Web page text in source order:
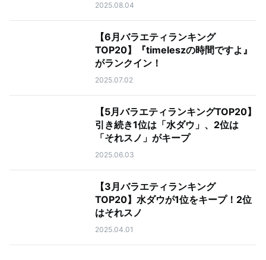
2025.08.04
【6月バラエティランキング
TOP20】『timeleszの時間ですよ』
がランクイン！
2025.07.02
【5月バラエティランキングTOP20】
引き続き1位は「水ダウ」、2位は
「それスノ」がキープ
2025.06.03
【3月バラエティランキング
TOP20】水ダウが1位をキープ！2位
はそれスノ
2025.04.01